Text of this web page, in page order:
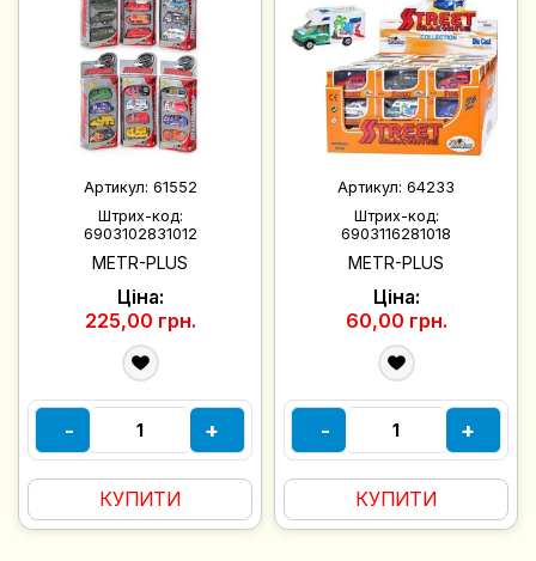
Артикул: 61552
Штрих-код:
6903102831012
METR-PLUS
Ціна:
225,00 грн.
- +
КУПИТИ
Артикул: 64233
Штрих-код:
6903116281018
METR-PLUS
Ціна:
60,00 грн.
- +
КУПИТИ